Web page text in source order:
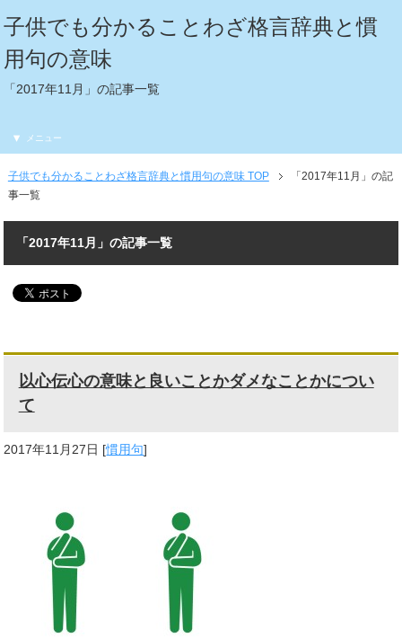
子供でも分かることわざ格言辞典と慣
用句の意味
「2017年11月」の記事一覧
メニュー
子供でも分かることわざ格言辞典と慣用句の意味 TOP
「2017年11月」の記
事一覧
「2017年11月」の記事一覧
以心伝心の意味と良いことかダメなことかについ
て
2017年11月27日 [慣用句]